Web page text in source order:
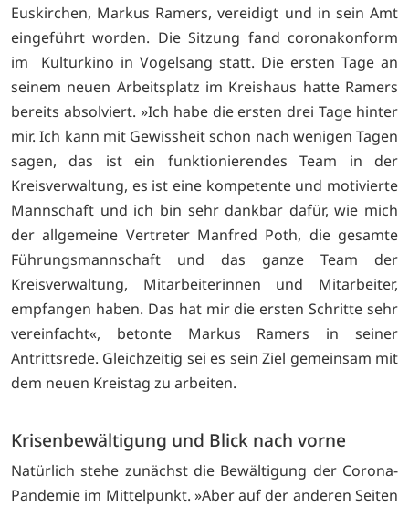
Euskirchen, Markus Ramers, vereidigt und in sein Amt
eingeführt worden. Die Sitzung fand coronakonform
im Kulturkino in Vogelsang statt. Die ersten Tage an
seinem neuen Arbeitsplatz im Kreishaus hatte Ramers
bereits absolviert. »Ich habe die ersten drei Tage hinter
mir. Ich kann mit Gewissheit schon nach wenigen Tagen
sagen, das ist ein funktionierendes Team in der
Kreisverwaltung, es ist eine kompetente und motivierte
Mannschaft und ich bin sehr dankbar dafür, wie mich
der allgemeine Vertreter Manfred Poth, die gesamte
Führungsmannschaft und das ganze Team der
Kreisverwaltung, Mitarbeiterinnen und Mitarbeiter,
empfangen haben. Das hat mir die ersten Schritte sehr
vereinfacht«, betonte Markus Ramers in seiner
Antrittsrede. Gleichzeitig sei es sein Ziel gemeinsam mit
dem neuen Kreistag zu arbeiten.
Krisenbewältigung und Blick nach vorne
Natürlich stehe zunächst die Bewältigung der Corona-
Pandemie im Mittelpunkt. »Aber auf der anderen Seiten